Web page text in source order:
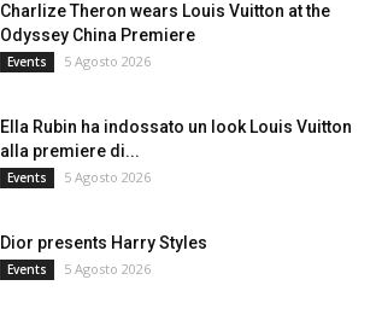
Charlize Theron wears Louis Vuitton at the
Odyssey China Premiere
Events 5 Agosto 2026
Ella Rubin ha indossato un look Louis Vuitton
alla premiere di...
Events 5 Agosto 2026
Dior presents Harry Styles
Events 5 Agosto 2026